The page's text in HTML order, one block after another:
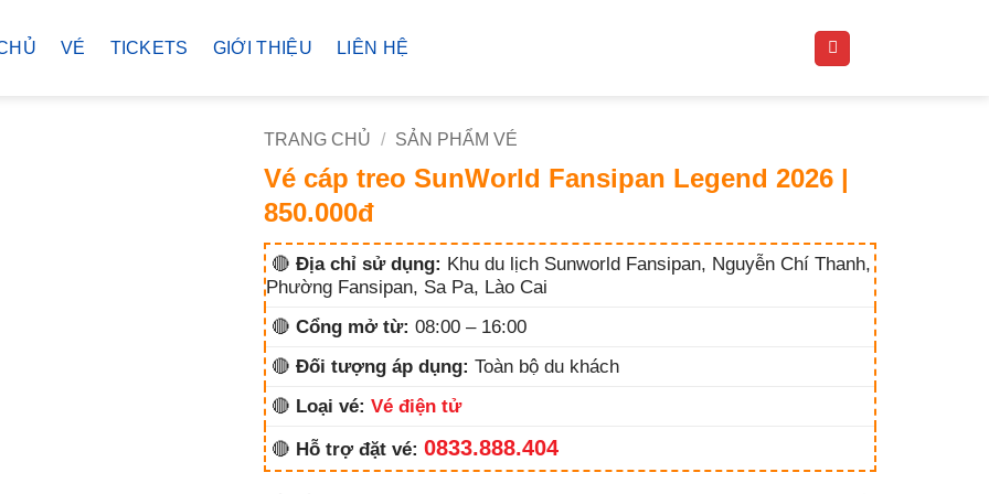
VÉ TICKETS GIỚI THIỆU LIÊN HỆ
TRANG CHỦ / SẢN PHẨM VÉ
Vé cáp treo SunWorld Fansipan Legend 2026 |
850.000đ
🔴 Địa chỉ sử dụng: Khu du lịch Sunworld Fansipan, Nguyễn Chí Thanh,
Phường Fansipan, Sa Pa, Lào Cai
🔴 Cổng mở từ: 08:00 – 16:00
🔴 Đối tượng áp dụng: Toàn bộ du khách
🔴 Loại vé: Vé điện tử
🔴 Hỗ trợ đặt vé: 0833.888.404